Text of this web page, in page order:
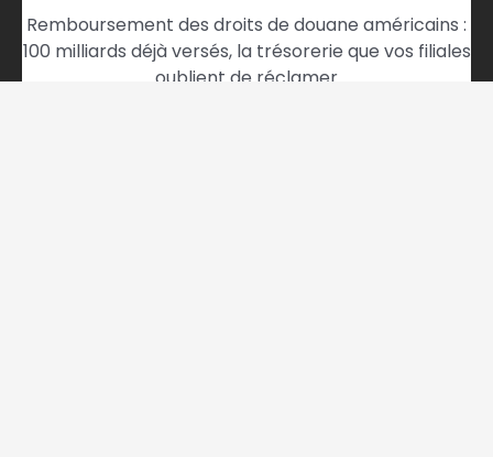
Remboursement des droits de douane américains :
100 milliards déjà versés, la trésorerie que vos filiales
oublient de réclamer